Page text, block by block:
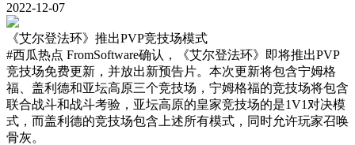
2022-12-07
《艾尔登法环》推出PVP竞技场模式
#西瓜热点 FromSoftware确认，《艾尔登法环》即将推出PVP
竞技场免费更新，并放出新预告片。本次更新将包含宁姆格
福、盖利德和亚坛高原三个竞技场，宁姆格福的竞技场将包含
联合战斗和战斗考验，亚坛高原的皇家竞技场的是1V1对决模
式，而盖利德的竞技场包含上述所有模式，同时允许玩家召唤
骨灰。